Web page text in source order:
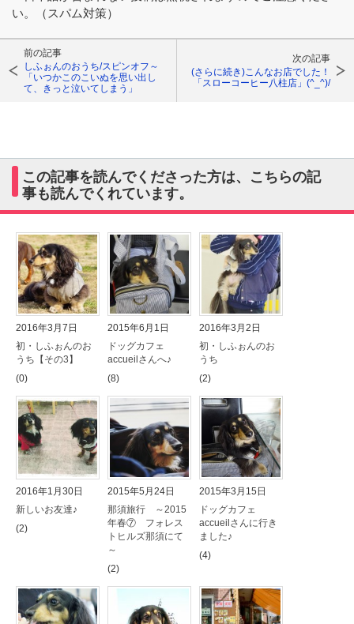
い。（スパム対策）
前の記事
しふぉんのおうち/スピンオフ～
「いつかこのこいぬを思い出し
て、きっと泣いてしまう」
次の記事
(さらに続き)こんなお店でした！
「スローコーヒー八柱店」(^_^)/
この記事を読んでくださった方は、こちらの記
事も読んでくれています。
2016年3月7日
初・しふぉんのお
うち【その3】
(0)
2015年6月1日
ドッグカフェ
accueilさんへ♪
(8)
2016年3月2日
初・しふぉんのお
うち
(2)
2016年1月30日
新しいお友達♪
(2)
2015年5月24日
那須旅行 ～2015
年春⑦ フォレス
トヒルズ那須にて
～
(2)
2015年3月15日
ドッグカフェ
accueilさんに行き
ました♪
(4)